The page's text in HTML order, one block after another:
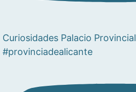
Curiosidades Palacio Provincial
#provinciadealicante